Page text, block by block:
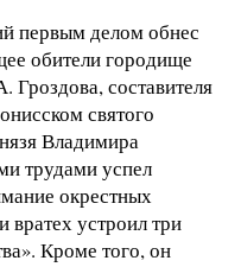
первым делом обнес
обители городище
Гроздова, составителя
святого
Владимира
трудами успел
окрестных
вратех устроил три
Кроме того, он